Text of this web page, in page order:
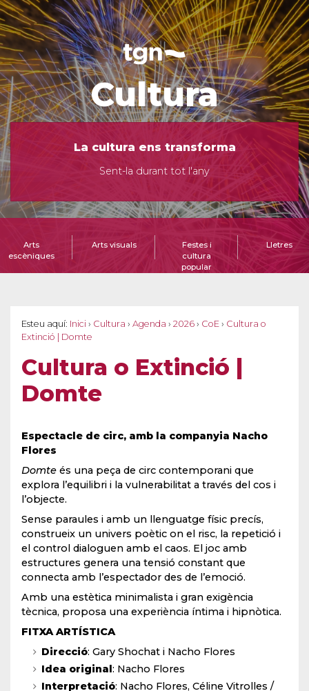
Cultura
La cultura ens transforma
Sent-la durant tot l'any
Arts
escèniques
Arts visuals
Festes i
cultura
popular
Lletres
Esteu aquí: Inici › Cultura › Agenda › 2026 › CoE › Cultura o
Extinció | Domte
Cultura o Extinció |
Domte
Espectacle de circ, amb la companyia Nacho
Flores
Domte és una peça de circ contemporani que
explora l’equilibri i la vulnerabilitat a través del cos i
l’objecte.
Sense paraules i amb un llenguatge físic precís,
construeix un univers poètic on el risc, la repetició i
el control dialoguen amb el caos. El joc amb
estructures genera una tensió constant que
connecta amb l’espectador des de l’emoció.
Amb una estètica minimalista i gran exigència
tècnica, proposa una experiència íntima i hipnòtica.
FITXA ARTÍSTICA
Direcció: Gary Shochat i Nacho Flores
Idea original: Nacho Flores
Interpretació: Nacho Flores, Céline Vitrolles /